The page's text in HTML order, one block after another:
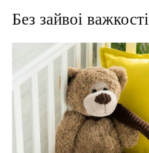
Без зайвоі важкості